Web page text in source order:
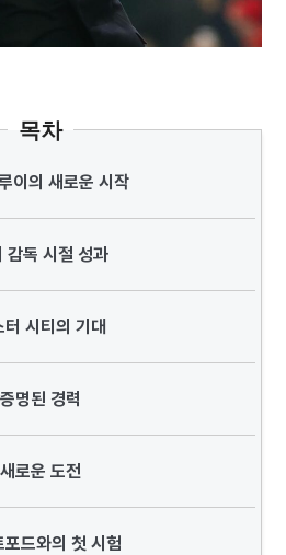
목차
이의 새로운 시작
감독 시절 성과
터 시티의 기대
증명된 경력
새로운 도전
포드와의 첫 시험